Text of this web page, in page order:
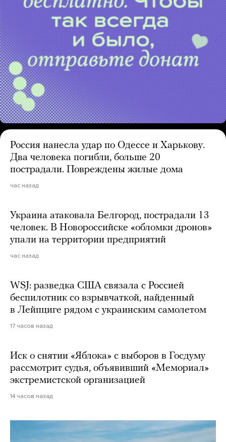
Россия нанесла удар по Одессе и Харькову.
Два человека погибли, больше 20
пострадали. Повреждены жилые дома
час назад
Украина атаковала Белгород, пострадали 13
человек. В Новороссийске «обломки дронов»
упали на территории предприятий
час назад
WSJ: разведка США связала с Россией
беспилотник со взрывчаткой, найденный
в Лейпциге рядом с украинским самолетом
17 часов назад
Иск о снятии «Яблока» с выборов в Госдуму
рассмотрит судья, объявивший «Мемориал»
экстремистской организацией
14 часов назад